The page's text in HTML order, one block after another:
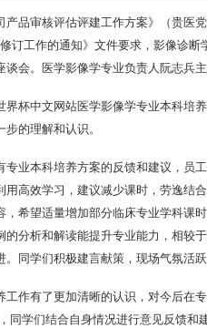
品审核评估评建工作方案》（贵医
订工作的通知》文件要求，影像诊
会。医学影像学专业负责人阮志兵
杯中文网站医学影像学专业本科培
的理解和认识。
业本科培养方案的反馈和建议，员
高效学习，建议减少课时，劳逸结
希望适量增加部分临床专业学科课
分析和解读能提升专业能力，相较
同学们积极建言献策，现场气氛活跃
作有了更加清晰的认识，对今后在
同学们结合自身情况进行意见反馈